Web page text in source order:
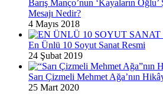
Barış Manço’nun ‘Kayaların Oğlu’
Mesajı Nedir?
4 Mayıs 2018
En Ünlü 10 Soyut Sanat Resmi
24 Şubat 2019
Sarı Çizmeli Mehmet Ağa’nın
25 Mart 2020